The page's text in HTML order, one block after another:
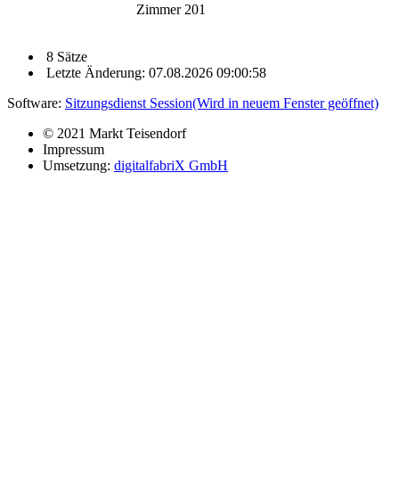
Zimmer 201
8 Sätze
Letzte Änderung: 07.08.2026 09:00:58
Software: Sitzungsdienst Session(Wird in neuem Fenster geöffnet)
© 2021 Markt Teisendorf
Impressum
Umsetzung: digitalfabriX GmbH